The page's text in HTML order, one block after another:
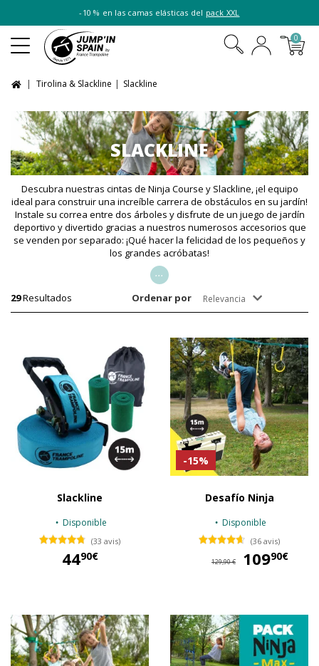
-10 % en las camas elásticas del pack XXL
0
Tirolina & Slackline Slackline
SLACKLINE
Descubra nuestras cintas de Ninja Course y Slackline, ¡el equipo
ideal para construir una increíble carrera de obstáculos en su jardín!
Instale su correa entre dos árboles y disfrute de un juego de jardín
deportivo y divertido gracias a nuestros numerosos accesorios que
se venden por separado: ¡Qué hacer la felicidad de los pequeños y
los grandes acróbatas!
...
29Resultados Ordenar por Relevancia
Slackline
Disponible
(33 avis)
4490€
-15%
Desafío Ninja
Disponible
(36 avis)
129,90 € 10990€